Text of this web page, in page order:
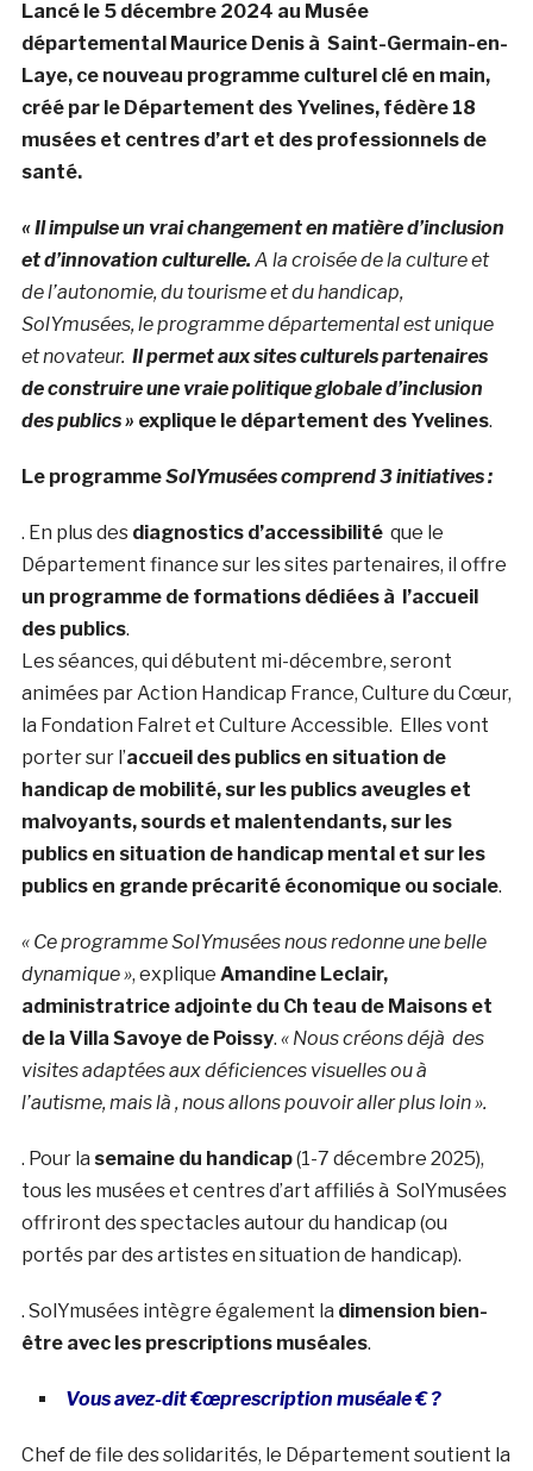
Lancé le 5 décembre 2024 au Musée
départemental Maurice Denis à Saint-Germain-en-
Laye, ce nouveau programme culturel clé en main,
créé par le Département des Yvelines, fédère 18
musées et centres d’art et des professionnels de
santé.
« Il impulse un vrai changement en matière d’inclusion
et d’innovation culturelle. A la croisée de la culture et
de l’autonomie, du tourisme et du handicap,
SolYmusées, le programme départemental est unique
et novateur. Il permet aux sites culturels partenaires
de construire une vraie politique globale d’inclusion
des publics » explique le département des Yvelines.
Le programmeSolYmusées comprend 3 initiatives :
. En plus des diagnostics d’accessibilitéque le
Département finance sur les sites partenaires, il offre
un programme de formations dédiées à l’accueil
des publics.
Les séances, qui débutent mi-décembre, seront
animées par Action Handicap France, Culture du Cœur,
la Fondation Falret et Culture Accessible. Elles vont
porter sur l’accueil des publics en situation de
handicap de mobilité, sur les publics aveugles et
malvoyants, sourds et malentendants, sur les
publics en situation de handicap mental et sur les
publics en grande précarité économique ou sociale.
« Ce programme SolYmusées nous redonne une belle
dynamique », explique Amandine Leclair,
administratrice adjointe du Ch teau de Maisons et
de la Villa Savoye de Poissy. « Nous créons déjà des
visites adaptées aux déficiences visuelles ou à
l’autisme, mais là , nous allons pouvoir aller plus loin ».
. Pour la semaine du handicap(1-7 décembre 2025),
tous les musées et centres d’art affiliés à SolYmusées
offriront des spectacles autour du handicap (ou
portés par des artistes en situation de handicap).
. SolYmusées intègre également la dimension bien-
être avec les prescriptions muséales.
Vous avez-dit €œprescription muséale € ?
Chef de file des solidarités, le Département soutient la